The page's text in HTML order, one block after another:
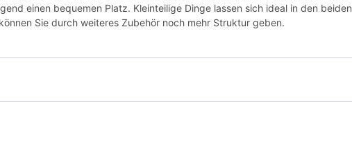
einen bequemen Platz. Kleinteilige Dinge lassen sich ideal in den beiden
Sie durch weiteres Zubehör noch mehr Struktur geben.